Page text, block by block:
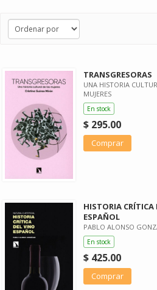
TRANSGRESORAS
UNA HISTORIA
MUJERES
En stock
$ 295.00
Comprar
HISTORIA CRÍTICA
ESPAÑOL
PABLO ALONSO
En stock
$ 425.00
Comprar